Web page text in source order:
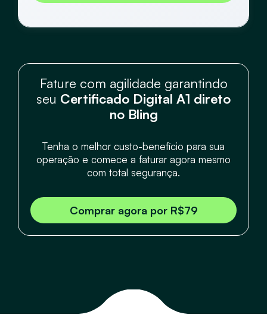
Fature com agilidade garantindo
seu Certificado Digital A1 direto
no Bling
Tenha o melhor custo-benefício para sua
operação e comece a faturar agora mesmo
com total segurança.
Comprar agora por R$79